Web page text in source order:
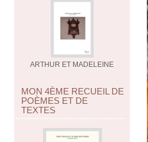
ARTHUR ET MADELEINE
MON 4ÈME RECUEIL DE
POÈMES ET DE
TEXTES